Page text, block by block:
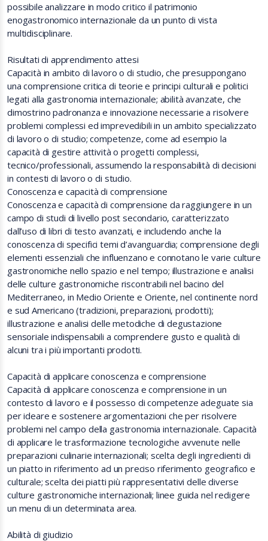
possibile analizzare in modo critico il patrimonio
enogastronomico internazionale da un punto di vista
multidisciplinare.
Risultati di apprendimento attesi
Capacità in ambito di lavoro o di studio, che presuppongano
una comprensione critica di teorie e principi culturali e politici
legati alla gastronomia internazionale; abilità avanzate, che
dimostrino padronanza e innovazione necessarie a risolvere
problemi complessi ed imprevedibili in un ambito specializzato
di lavoro o di studio; competenze, come ad esempio la
capacità di gestire attività o progetti complessi,
tecnico/professionali, assumendo la responsabilità di decisioni
in contesti di lavoro o di studio.
Conoscenza e capacità di comprensione
Conoscenza e capacità di comprensione da raggiungere in un
campo di studi di livello post secondario, caratterizzato
dall’uso di libri di testo avanzati, e includendo anche la
conoscenza di specifici temi d’avanguardia; comprensione degli
elementi essenziali che influenzano e connotano le varie culture
gastronomiche nello spazio e nel tempo; illustrazione e analisi
delle culture gastronomiche riscontrabili nel bacino del
Mediterraneo, in Medio Oriente e Oriente, nel continente nord
e sud Americano (tradizioni, preparazioni, prodotti);
illustrazione e analisi delle metodiche di degustazione
sensoriale indispensabili a comprendere gusto e qualità di
alcuni tra i più importanti prodotti.
Capacità di applicare conoscenza e comprensione
Capacità di applicare conoscenza e comprensione in un
contesto di lavoro e il possesso di competenze adeguate sia
per ideare e sostenere argomentazioni che per risolvere
problemi nel campo della gastronomia internazionale. Capacità
di applicare le trasformazione tecnologiche avvenute nelle
preparazioni culinarie internazionali; scelta degli ingredienti di
un piatto in riferimento ad un preciso riferimento geografico e
culturale; scelta dei piatti più rappresentativi delle diverse
culture gastronomiche internazionali; linee guida nel redigere
un menu di un determinata area.
Abilità di giudizio